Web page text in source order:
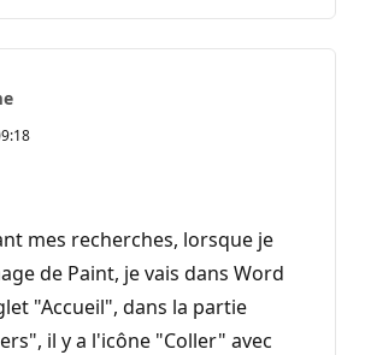
mes recherches, lorsque je
de Paint, je vais dans Word
"Accueil", dans la partie
il y a l'icône "Coller" avec